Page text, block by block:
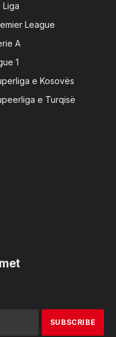
Liga
League
A
1
e Kosovës
e Turqisë